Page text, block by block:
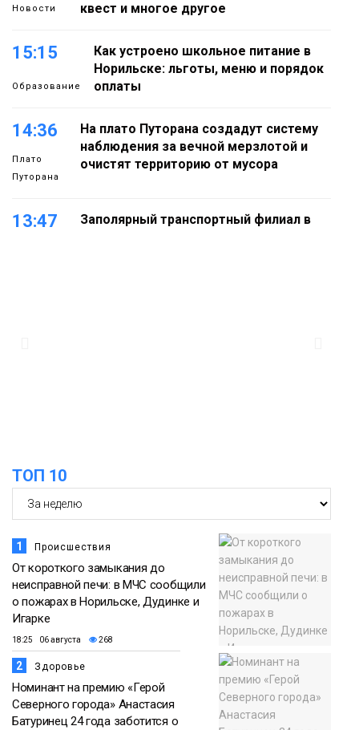
Новости
квест и многое другое
15:15
Образование
Как устроено школьное питание в
Норильске: льготы, меню и порядок
оплаты
14:36
Плато
Путорана
На плато Путорана создадут систему
наблюдения за вечной мерзлотой и
очистят территорию от мусора
13:47
Заполярный транспортный филиал в
ТОП 10
1 Происшествия
От короткого замыкания до
неисправной печи: в МЧС сообщили
о пожарах в Норильске, Дудинке и
Игарке
18:25 06 августа 268
2 Здоровье
Номинант на премию «Герой
Северного города» Анастасия
Батуринец 24 года заботится о